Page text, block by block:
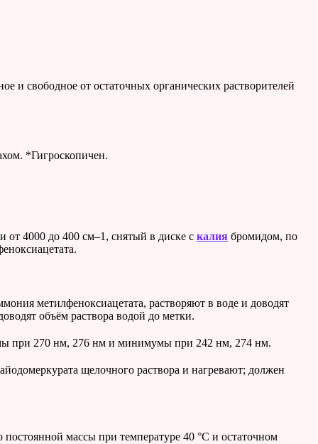
и свободное от остаточных органических растворителей
*Гигроскопичен.
от 4000 до 400 см–1, снятый в диске с калия бромидом, по
метилфеноксиацетата, растворяют в воде и доводят
объём раствора водой до метки.
при 270 нм, 276 нм и минимумы при 242 нм, 274 нм.
щелочного раствора и нагревают; должен
массы при температуре 40 °С и остаточном